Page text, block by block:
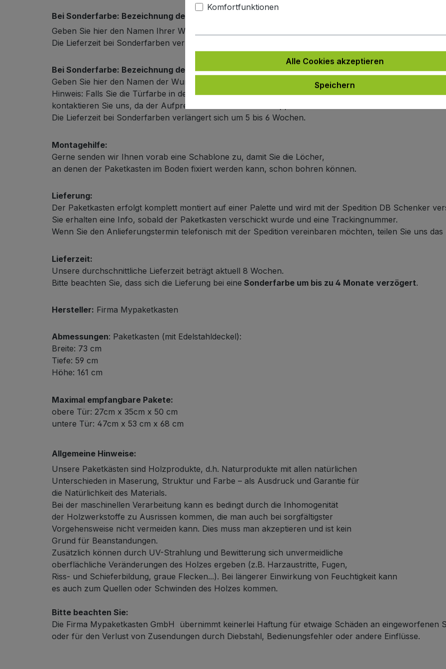
Bei Sonderfarbe: Bezeichnung der Türfarbe
Geben Sie hier den Namen Ihrer Wunschfarbe an.
Die Lieferzeit bei Sonderfarben verlängert sich um 5 bis 6 Wochen.
Bei Sonderfarbe: Bezeichnung der Außenfarbe
Geben Sie hier den Namen der Wunschfarbe an.
Hinweis: Falls Sie die Türfarbe in der selben Farbe wie die Frontplattenfarbe haben möchten,
kontaktieren Sie uns, da der Aufpreis in dieser Linie nicht doppelt berechnet wird.
Die Lieferzeit bei Sonderfarben verlängert sich um 5 bis 6 Wochen.
Montagehilfe:
Gerne senden wir Ihnen vorab eine Schablone zu, damit Sie die Löcher,
an denen der Paketkasten im Boden fixiert werden kann, schon bohren können.
Lieferung:
Der Paketkasten erfolgt komplett montiert auf einer Palette und wird mit der Spedition DB Schenker
Sie erhalten eine Info, sobald der Paketkasten verschickt wurde und eine Trackingnummer.
Wenn Sie den Anlieferungstermin telefonisch mit der Spedition vereinbaren möchten, teilen Sie uns das
Lieferzeit:
Unsere durchschnittliche Lieferzeit beträgt aktuell 8 Wochen.
Bitte beachten Sie, dass sich die Lieferung bei eine Sonderfarbe um bis zu 4 Monate verzögert.
Hersteller: Firma Mypaketkasten
Abmessungen: Paketkasten (mit Edelstahldeckel):
Breite: 73 cm
Tiefe: 59 cm
Höhe: 161 cm
Maximal empfangbare Pakete:
obere Tür: 27cm x 35cm x 50 cm
untere Tür: 47cm x 53 cm x 68 cm
Allgemeine Hinweise:
Unsere Paketkästen sind Holzprodukte, d.h. Naturprodukte mit allen natürlichen
Unterschieden in Maserung, Struktur und Farbe – als Ausdruck und Garantie für
die Natürlichkeit des Materials.
Bei der maschinellen Verarbeitung kann es bedingt durch die Inhomogenität
der Holzwerkstoffe zu Ausrissen kommen, die man auch bei sorgfältigster
Vorgehensweise nicht vermeiden kann. Dies muss man akzeptieren und ist kein
Grund für Beanstandungen.
Zusätzlich können durch UV-Strahlung und Bewitterung sich unvermeidliche
oberflächliche Veränderungen des Holzes ergeben (z.B. Harzaustritte, Fugen,
Riss- und Schieferbildung, graue Flecken...). Bei längerer Einwirkung von Feuchtigkeit kann
es auch zum Quellen oder Schwinden des Holzes kommen.
Bitte beachten Sie:
Die Firma Mypaketkasten GmbH übernimmt keinerlei Haftung für etwaige Schäden an eingeworfenen
oder für den Verlust von Zusendungen durch Diebstahl, Bedienungsfehler oder andere Einflüsse.
Komfortfunktionen
Alle Cookies akzeptieren
Speichern